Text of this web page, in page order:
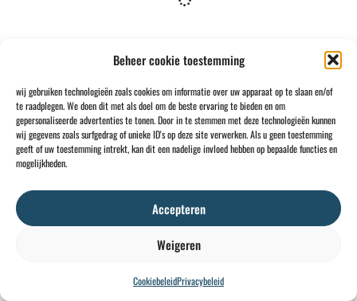
Beheer cookie toestemming
wij gebruiken technologieën zoals cookies om informatie over uw apparaat op te slaan en/of
te raadplegen. We doen dit met als doel om de beste ervaring te bieden en om
gepersonaliseerde advertenties te tonen. Door in te stemmen met deze technologieën kunnen
wij gegevens zoals surfgedrag of unieke ID's op deze site verwerken. Als u geen toestemming
geeft of uw toestemming intrekt, kan dit een nadelige invloed hebben op bepaalde functies en
mogelijkheden.
Accepteren
Weigeren
CookiebeleidPrivacybeleid
CONTACT
+32 2 897 34
64
Rue des
Foudriers
7822
INFO
Algemene
voorwaarden
Privacybeleid
BE0734
706
by